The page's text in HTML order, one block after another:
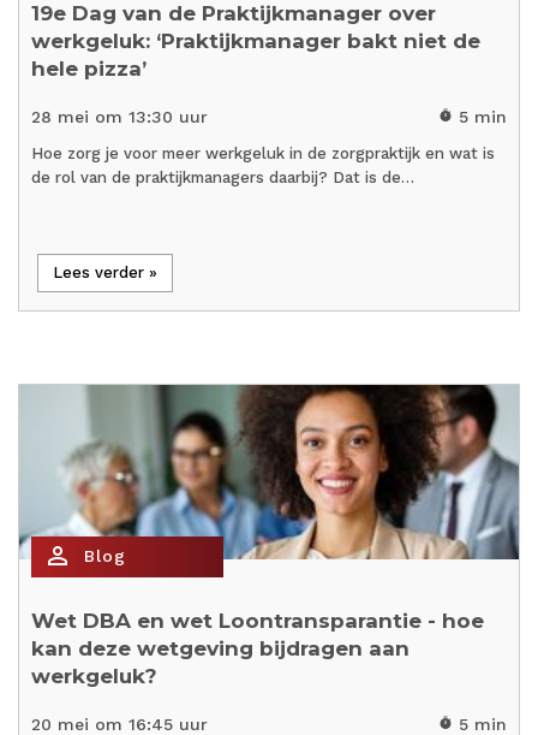
19e Dag van de Praktijkmanager over
werkgeluk: ‘Praktijkmanager bakt niet de
hele pizza’
28 mei om 13:30 uur timer 5 min
Hoe zorg je voor meer werkgeluk in de zorgpraktijk en wat is
de rol van de praktijkmanagers daarbij? Dat is de…
Lees verder »
person_outline Blog
Wet DBA en wet Loontransparantie - hoe
kan deze wetgeving bijdragen aan
werkgeluk?
20 mei om 16:45 uur timer 5 min